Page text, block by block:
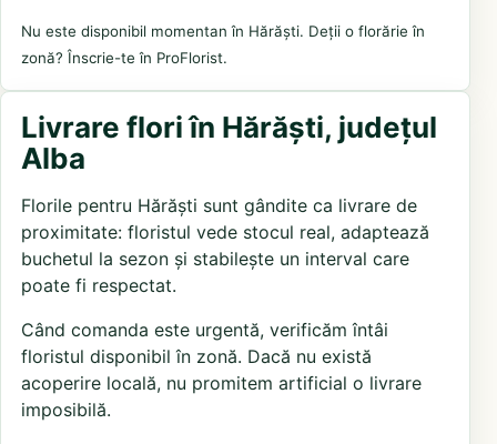
Nu este disponibil momentan în Hărăști. Deții o florărie în
zonă? Înscrie-te în ProFlorist.
Livrare flori în Hărăști, județul
Alba
Florile pentru Hărăști sunt gândite ca livrare de
proximitate: floristul vede stocul real, adaptează
buchetul la sezon și stabilește un interval care
poate fi respectat.
Când comanda este urgentă, verificăm întâi
floristul disponibil în zonă. Dacă nu există
acoperire locală, nu promitem artificial o livrare
imposibilă.